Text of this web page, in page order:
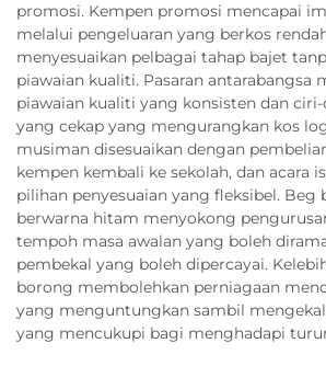
promosi. Kempen promosi mencapai
melalui pengeluaran yang berkos
menyesuaikan pelbagai tahap bajet
piawaian kualiti. Pasaran antarabangsa
piawaian kualiti yang konsisten dan
yang cekap yang mengurangkan kos
musiman disesuaikan dengan
kempen kembali ke sekolah, dan acara
pilihan penyesuaian yang fleksibel. Beg
berwarna hitam menyokong
tempoh masa awalan yang boleh
pembekal yang boleh dipercayai.
borong membolehkan perniagaan
yang menguntungkan sambil
yang mencukupi bagi menghadapi